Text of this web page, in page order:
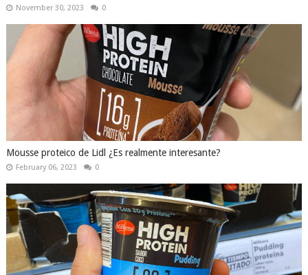
November 30, 2023 0
Mousse proteico de Lidl ¿Es realmente interesante?
February 06, 2023 0